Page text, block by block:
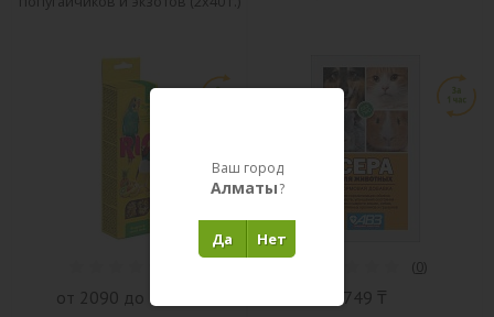
от 2090 до 2290 ₸
(0)
749 ₸
Ваш город
Алматы?
Нет
Да